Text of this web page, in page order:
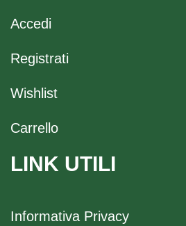
Accedi
Registrati
Wishlist
Carrello
LINK UTILI
Informativa Privacy